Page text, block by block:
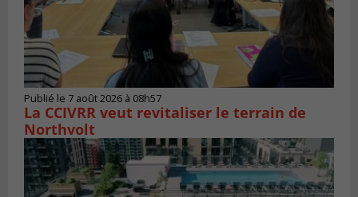
Publié le 7 août 2026 à 08h57
La CCIVRR veut revitaliser le terrain de
Northvolt